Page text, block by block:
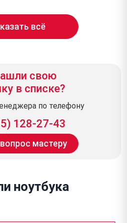
всё
свою
в списке?
по телефону
128-27-43
мастеру
ноутбука